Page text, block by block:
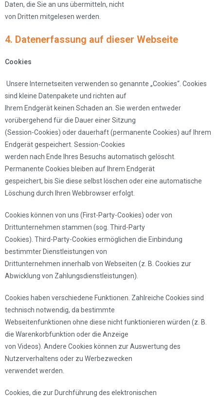
Daten, die Sie an uns übermitteln, nicht
von Dritten mitgelesen werden.
4. Datenerfassung auf dieser Webseite
Cookies
Unsere Internetseiten verwenden so genannte „Cookies“. Cookies
sind kleine Datenpakete und richten auf
Ihrem Endgerät keinen Schaden an. Sie werden entweder
vorübergehend für die Dauer einer Sitzung
(Session-Cookies) oder dauerhaft (permanente Cookies) auf Ihrem
Endgerät gespeichert. Session-Cookies
werden nach Ende Ihres Besuchs automatisch gelöscht.
Permanente Cookies bleiben auf Ihrem Endgerät
gespeichert, bis Sie diese selbst löschen oder eine automatische
Löschung durch Ihren Webbrowser erfolgt.
Cookies können von uns (First-Party-Cookies) oder von
Drittunternehmen stammen (sog. Third-Party
Cookies). Third-Party-Cookies ermöglichen die Einbindung
bestimmter Dienstleistungen von
Drittunternehmen innerhalb von Webseiten (z. B. Cookies zur
Abwicklung von Zahlungsdienstleistungen).
Cookies haben verschiedene Funktionen. Zahlreiche Cookies sind
technisch notwendig, da bestimmte
Webseitenfunktionen ohne diese nicht funktionieren würden (z. B.
die Warenkorbfunktion oder die Anzeige
von Videos). Andere Cookies können zur Auswertung des
Nutzerverhaltens oder zu Werbezwecken
verwendet werden.
Cookies, die zur Durchführung des elektronischen